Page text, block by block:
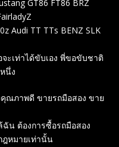
GT86 FT86 BRZ
Audi TT TTs BENZ SLK
ะเท่าได้ขับเอง พี่ขอขับชาติ
นึ่ง
ณภาพดี ขายรถมือสอง ขาย
น ต้องการซื้อรถมือสอง
ฎหมายเท่านั้น